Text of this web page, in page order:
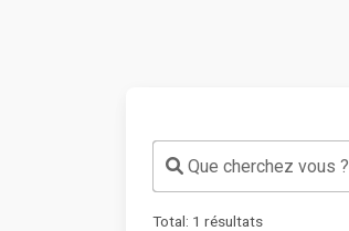
Que cherchez vous ?
Total: 1 résultats